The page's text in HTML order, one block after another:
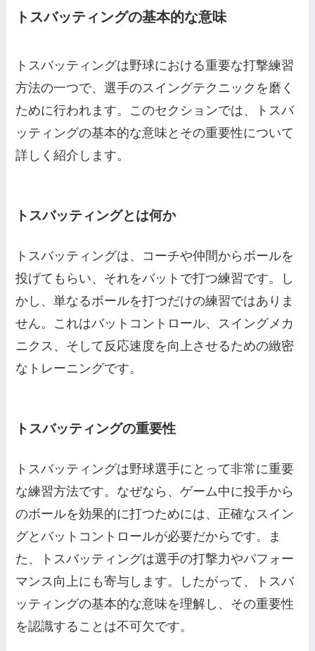
トスバッティングの基本的な意味
トスバッティングは野球における重要な打撃練習
方法の一つで、選手のスイングテクニックを磨く
ために行われます。このセクションでは、トスバ
ッティングの基本的な意味とその重要性について
詳しく紹介します。
トスバッティングとは何か
トスバッティングは、コーチや仲間からボールを
投げてもらい、それをバットで打つ練習です。し
かし、単なるボールを打つだけの練習ではありま
せん。これはバットコントロール、スイングメカ
ニクス、そして反応速度を向上させるための緻密
なトレーニングです。
トスバッティングの重要性
トスバッティングは野球選手にとって非常に重要
な練習方法です。なぜなら、ゲーム中に投手から
のボールを効果的に打つためには、正確なスイン
グとバットコントロールが必要だからです。ま
た、トスバッティングは選手の打撃力やパフォー
マンス向上にも寄与します。したがって、トスバ
ッティングの基本的な意味を理解し、その重要性
を認識することは不可欠です。